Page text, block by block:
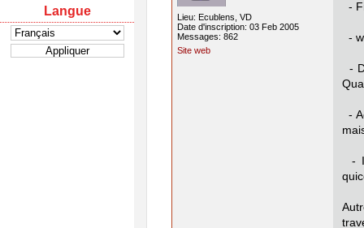
Langue
Lieu: Ecublens, VD
Date d'inscription: 03 Feb 2005
Messages: 862
Site web
-
-
-
-
-